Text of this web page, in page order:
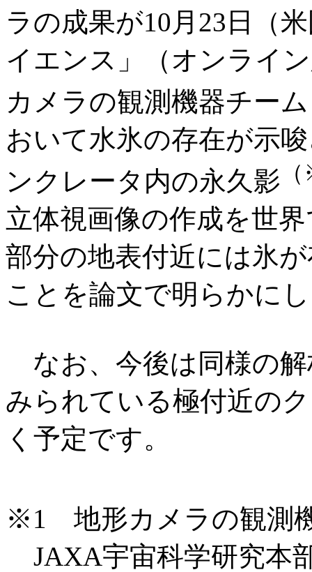
ラの成果が10月23日（
イエンス」（オンライ
カメラの観測機器チーム
おいて水氷の存在が示
ンクレータ内の永久影
立体視画像の作成を世
部分の地表付近には氷
ことを論文で明らかに
なお、今後は同様の
みられている極付近の
く予定です。
※1 地形カメラの観測
JAXA宇宙科学研究